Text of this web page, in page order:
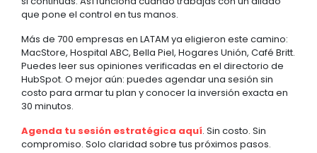
que pone el control en tus manos.
Más de 700 empresas en LATAM ya eligieron este camino:
MacStore, Hospital ABC, Bella Piel, Hogares Unión, Café Britt.
Puedes leer sus opiniones verificadas en el directorio de
HubSpot. O mejor aún: puedes agendar una sesión sin
costo para armar tu plan y conocer la inversión exacta en
30 minutos.
Agenda tu sesión estratégica aquí. Sin costo. Sin
compromiso. Solo claridad sobre tus próximos pasos.